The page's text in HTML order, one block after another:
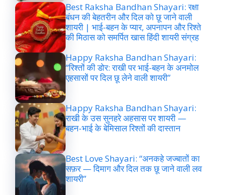
Best Raksha Bandhan Shayari: रक्षा
बंधन की बेहतरीन और दिल को छू जाने वाली
शायरी | भाई-बहन के प्यार, अपनापन और रिश्ते
की मिठास को समर्पित खास हिंदी शायरी संग्रह
Happy Raksha Bandhan Shayari:
“रिश्तों की डोर: राखी पर भाई-बहन के अनमोल
एहसासों पर दिल छू लेने वाली शायरी”
Happy Raksha Bandhan Shayari:
राखी के उस सुनहरे अहसास पर शायरी —
बहन-भाई के बेमिसाल रिश्तों की दास्तान
Best Love Shayari: “अनकहे जज्बातों का
सफ़र — दिमाग और दिल तक छू जाने वाली लव
शायरी”